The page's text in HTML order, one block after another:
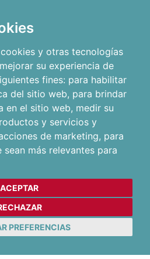
y otras tecnologías
su experiencia de
fines: para habilitar
del sitio web, para brindar
en el sitio web, medir su
y servicios y
de marketing, para
más relevantes para
ACEPTAR
PREFERENCIAS